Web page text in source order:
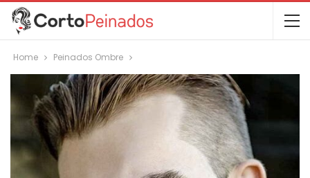
Home Peinados Ombre